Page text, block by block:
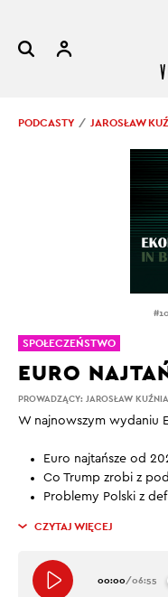
PODCASTY JAROSŁAW
PROWADZĄCY: JAROSŁAW
EURO
W najnowszym wydaniu
Euro najtańsze od
Co Trump zrobi z
Problemy Polski z
CZYTAJ WIĘCEJ
00:00/06:55
SPOŁECZEŃSTWO